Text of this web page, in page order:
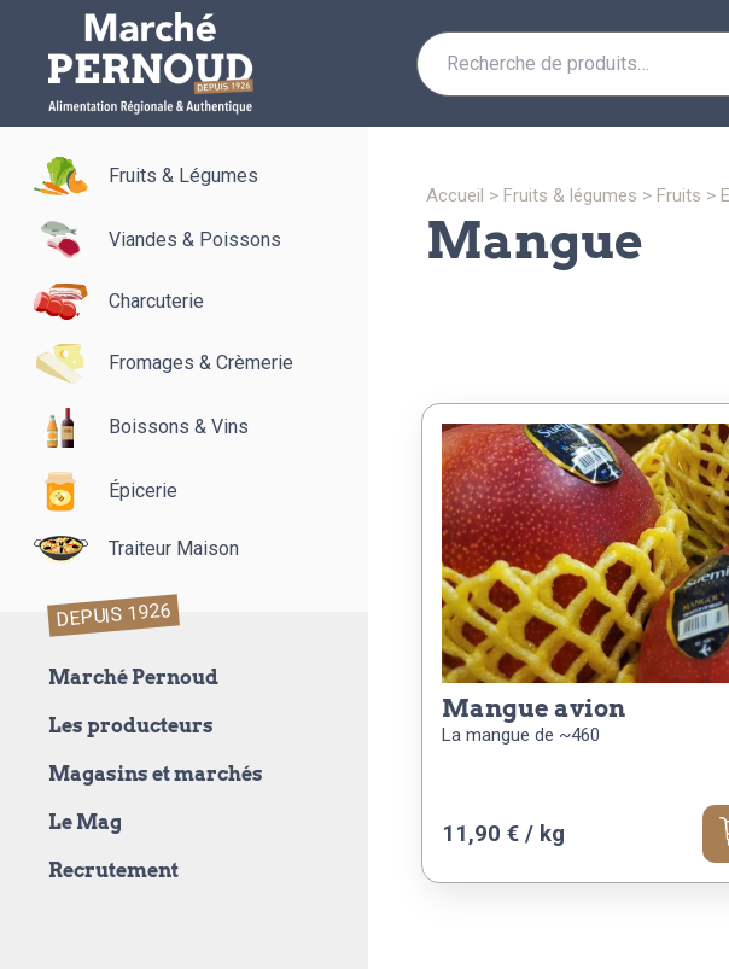
Recherche
pour :
Fruits & Légumes
Viandes & Poissons
Charcuterie
Fromages & Crèmerie
Boissons & Vins
Épicerie
Traiteur Maison
DEPUIS 1926
Marché Pernoud
Les producteurs
Magasins et marchés
Le Mag
Recrutement
accueil > fruits & légumes > fruits >
mangue
mangue avion
La mangue de ~460
11,90 € / kg